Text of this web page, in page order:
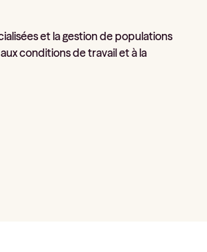
et la gestion de populations
conditions de travail et à la